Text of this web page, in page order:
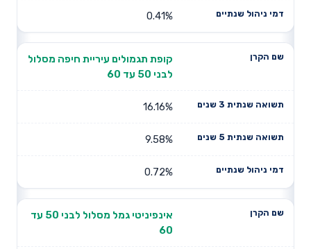
0.41%
קופת תגמולים עיריית חיפה מסלול
לבני 50 עד 60
16.16%
9.58%
0.72%
אינפיניטי גמל מסלול לבני 50 עד
60